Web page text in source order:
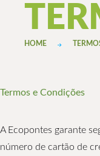
HOME
Termos e Condições
A Ecopontes garante
número de cartão de